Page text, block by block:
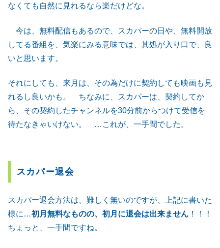
なくても自然に見れるなら楽だけどな。
今は、無料配信もあるので、スカパーの日や、無料開放
してる番組を、気楽にみる意味では、其処が入り口で、良
いと思います。
それにしても、来月は、その為だけに契約しても映画も見
れるし良いかも。 ちなみに、スカパーは、契約してか
ら、その契約したチャンネルを30分前からつけて受信を
待たなきゃいけない。 …これが、一手間でした。
スカパー退会
スカパー退会方法は、難しく無いのですが、上記に書いた
様に…初月無料なものの、初月に退会は出来ません ！！！
ちょっと、一手間ですね。